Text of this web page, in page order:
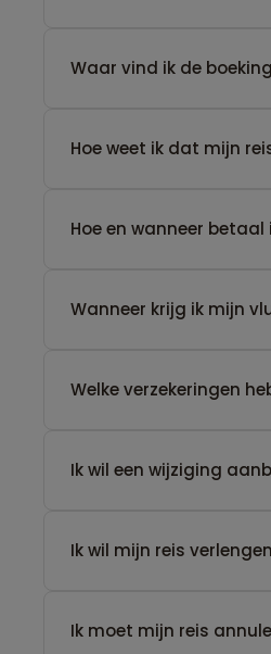
Waar vind ik de
Hoe weet ik dat mijn
Hoe en wanneer betaal
Wanneer krijg ik mijn
Welke verzekeringen
Ik wil een wijziging
Ik wil mijn reis
Ik moet mijn reis